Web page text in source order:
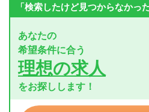
「検索したけど見つからなかっ
あなたの
希望条件に合う
理想の求人
をお探しします！